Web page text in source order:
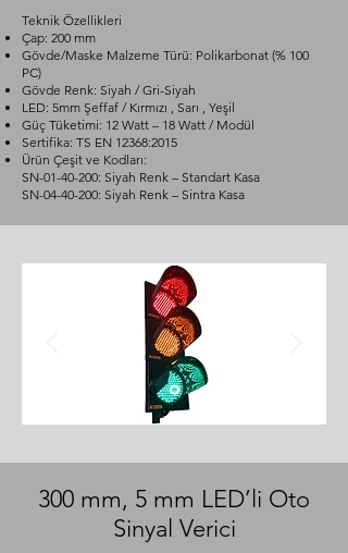
Teknik Özellikleri
Çap: 200 mm
Gövde/Maske Malzeme Türü: Polikarbonat (% 100
PC)
Gövde Renk: Siyah / Gri-Siyah
LED: 5mm Şeffaf / Kırmızı , Sarı , Yeşil
Güç Tüketimi: 12 Watt – 18 Watt / Modül
Sertifika: TS EN 12368:2015
Ürün Çeşit ve Kodları:
SN-01-40-200: Siyah Renk – Standart Kasa
SN-04-40-200: Siyah Renk – Sintra Kasa
300 mm, 5 mm LED’li Oto
Sinyal Verici